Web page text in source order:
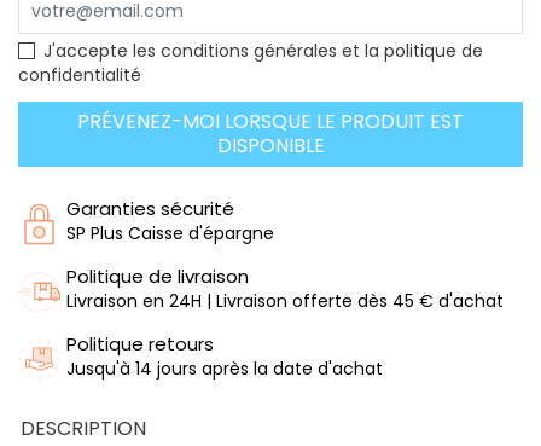
J'accepte les conditions générales et la politique de
confidentialité
PRÉVENEZ-MOI LORSQUE LE PRODUIT EST
DISPONIBLE
Garanties sécurité
SP Plus Caisse d'épargne
Politique de livraison
Livraison en 24H | Livraison offerte dès 45 € d'achat
Politique retours
Jusqu'à 14 jours après la date d'achat
DESCRIPTION